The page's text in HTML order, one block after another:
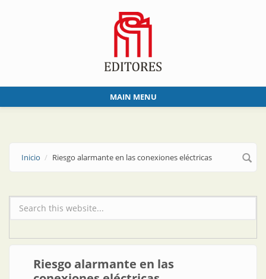
MAIN MENU
Inicio Riesgo alarmante en las conexiones eléctricas
Formulario de búsqueda
Riesgo alarmante en las